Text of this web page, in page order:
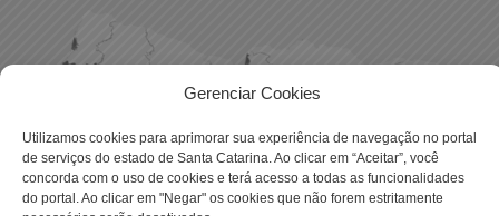
Gerenciar Cookies
Utilizamos cookies para aprimorar sua experiência de navegação no portal
de serviços do estado de Santa Catarina. Ao clicar em “Aceitar”, você
concorda com o uso de cookies e terá acesso a todas as funcionalidades
do portal. Ao clicar em "Negar" os cookies que não forem estritamente